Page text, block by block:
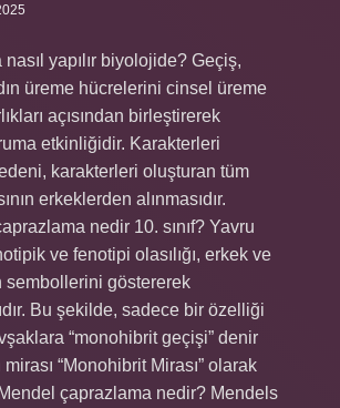
yapılır biyolojide? Geçiş,
üreme hücrelerini cinsel üreme
açısından birleştirerek
etkinliğidir. Karakterleri
karakterleri oluşturan tüm
erkeklerden alınmasıdır.
nedir 10. sınıf? Yavru
ve fenotipi olasılığı, erkek ve
sembollerini göstererek
Bu şekilde, sadece bir özelliği
“monohibrit geçişi” denir
“Monohibrit Mirası” olarak
Mendel çaprazlama nedir? Mendels